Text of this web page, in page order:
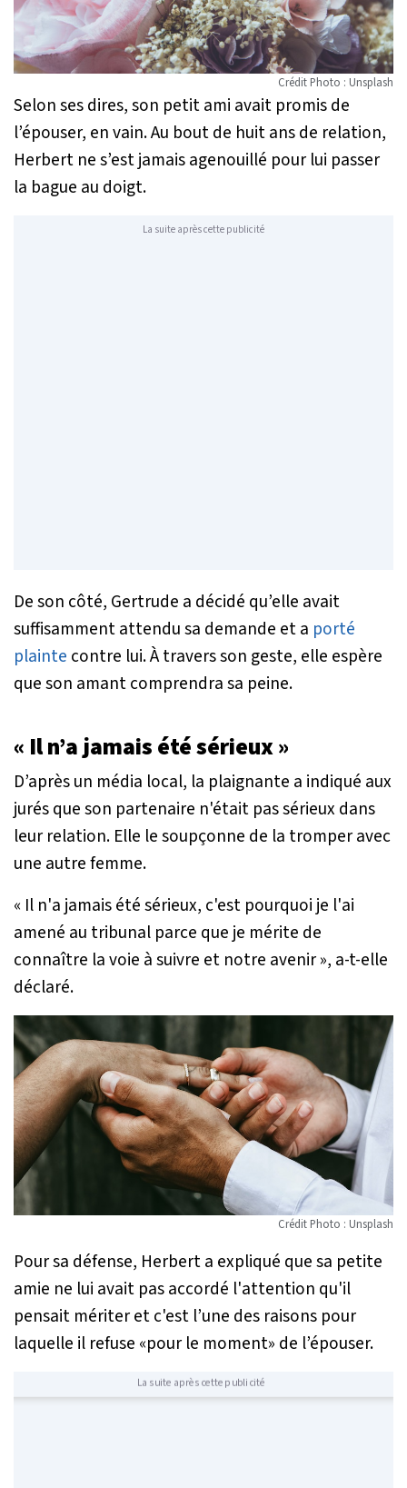
Crédit Photo : Unsplash
Selon ses dires, son petit ami avait promis de
l’épouser, en vain. Au bout de huit ans de relation,
Herbert ne s’est jamais agenouillé pour lui passer
la bague au doigt.
La suite après cette publicité
De son côté, Gertrude a décidé qu’elle avait
suffisamment attendu sa demande et a porté
plainte contre lui. À travers son geste, elle espère
que son amant comprendra sa peine.
« Il n’a jamais été sérieux »
D’après un média local, la plaignante a indiqué aux
jurés que son partenaire n'était pas sérieux dans
leur relation. Elle le soupçonne de la tromper avec
une autre femme.
« Il n'a jamais été sérieux, c'est pourquoi je l'ai
amené au tribunal parce que je mérite de
connaître la voie à suivre et notre avenir », a-t-elle
déclaré.
Crédit Photo : Unsplash
Pour sa défense, Herbert a expliqué que sa petite
amie ne lui avait pas accordé l'attention qu'il
pensait mériter et c'est l’une des raisons pour
laquelle il refuse «pour le moment» de l’épouser.
La suite après cette publicité